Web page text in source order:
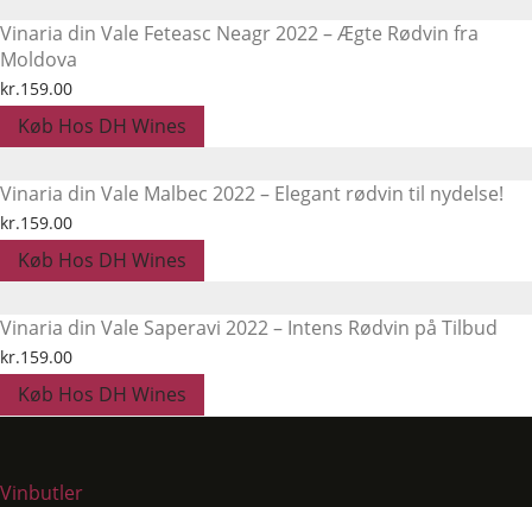
Vinaria din Vale Feteasc Neagr 2022 – Ægte Rødvin fra
Moldova
kr.159.00
Køb Hos DH Wines
Vinaria din Vale Malbec 2022 – Elegant rødvin til nydelse!
kr.159.00
Køb Hos DH Wines
Vinaria din Vale Saperavi 2022 – Intens Rødvin på Tilbud
kr.159.00
Køb Hos DH Wines
Vinbutler